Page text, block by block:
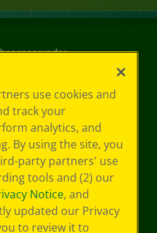
reservados.
use cookies and
track your
analytics, and
By using the site, you
party partners' use
tools and (2) our
Notice, and
updated our Privacy
to review it to